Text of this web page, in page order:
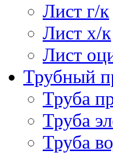
Лист г/к
Лист х/к
Лист
Трубный
Труба
Труба
Труба